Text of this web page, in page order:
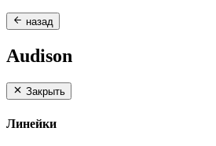
назад
Audison
Закрыть
Линейки